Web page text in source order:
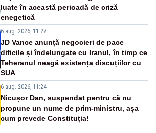
luate în această perioadă de criză
enegetică
6 aug. 2026, 11:27
JD Vance anunță negocieri de pace
dificile și îndelungate cu Iranul, în timp ce
Teheranul neagă existența discuțiilor cu
SUA
6 aug. 2026, 11:24
Nicușor Dan, suspendat pentru că nu
propune un nume de prim-ministru, așa
cum prevede Constituția!